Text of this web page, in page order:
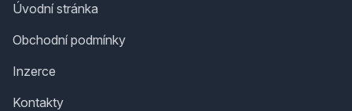
Úvodní stránka
Obchodní podmínky
Inzerce
Kontakty